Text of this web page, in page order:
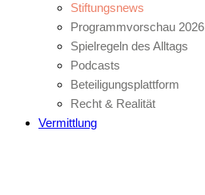
Stiftungsnews
Programmvorschau 2026
Spielregeln des Alltags
Podcasts
Beteiligungsplattform
Recht & Realität
Vermittlung